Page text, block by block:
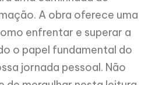
A obra oferece uma
enfrentar e superar a
o papel fundamental do
jornada pessoal. Não